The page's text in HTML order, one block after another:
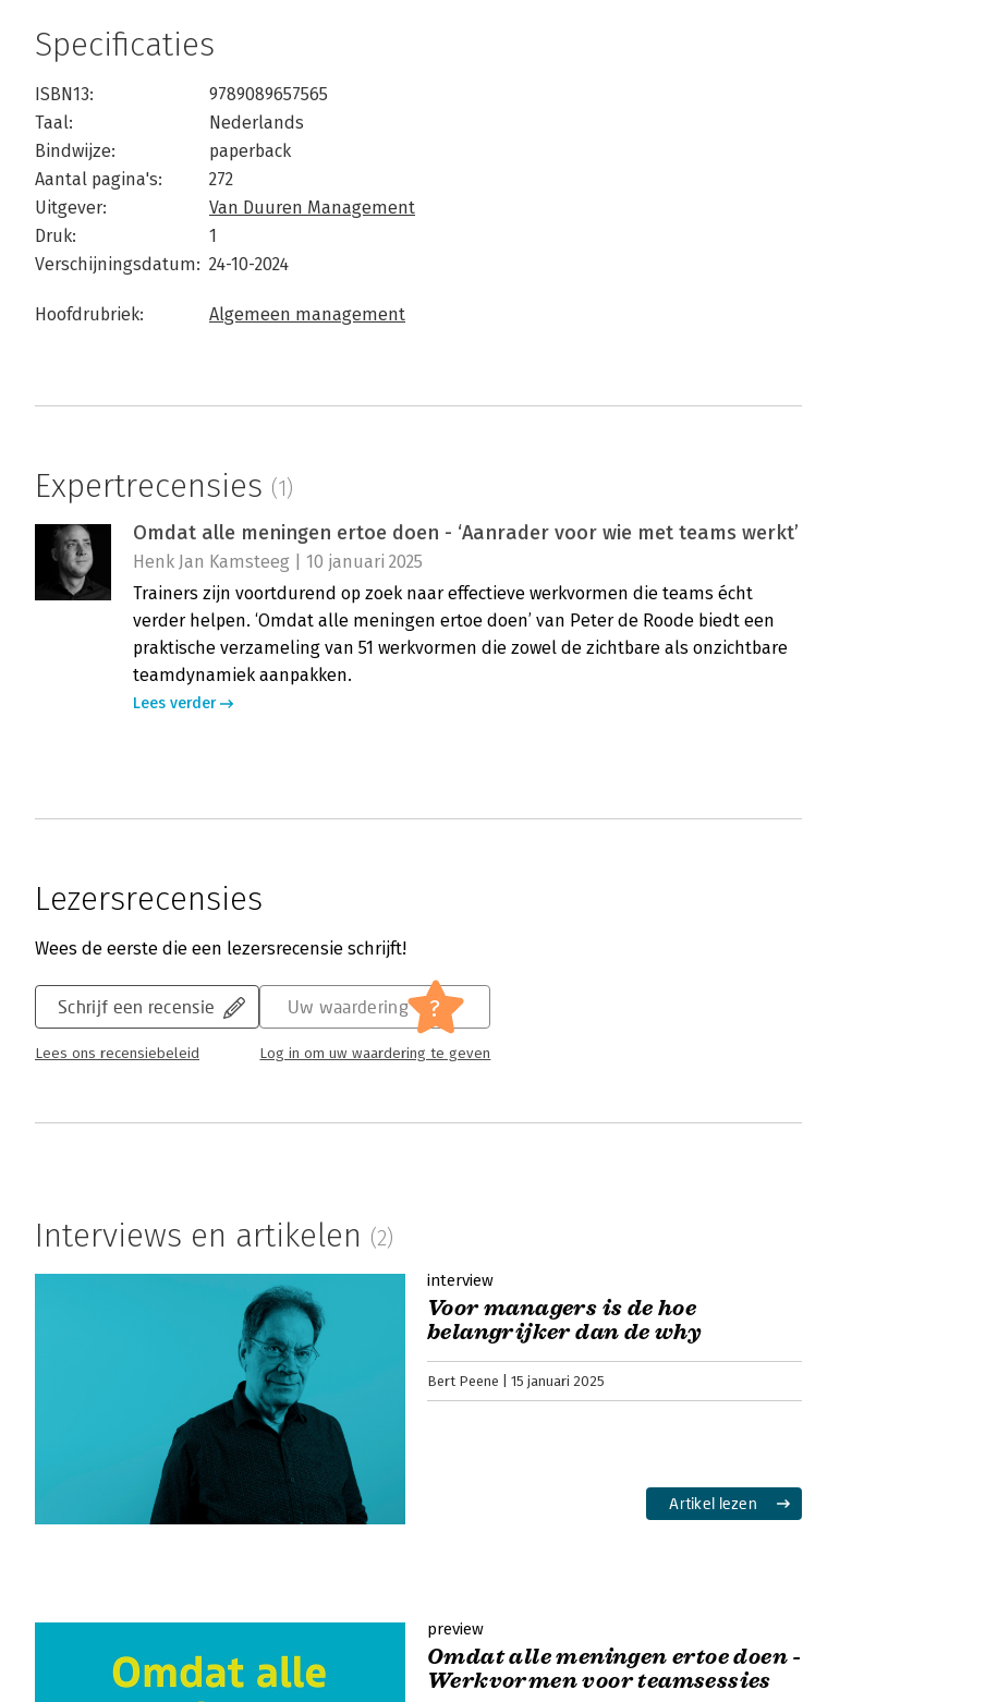
Specificaties
ISBN13:
9789089657565
Taal:
Nederlands
Bindwijze:
paperback
Aantal pagina's:
272
Uitgever:
Van Duuren Management
Druk:
1
Verschijningsdatum: 24-10-2024
Hoofdrubriek: Algemeen management
Expertrecensies (1)
Omdat alle meningen ertoe doen - ‘Aanrader voor wie met teams werkt’
Henk Jan Kamsteeg | 10 januari 2025
Trainers zijn voortdurend op zoek naar effectieve werkvormen die teams écht
verder helpen. ‘Omdat alle meningen ertoe doen’ van Peter de Roode biedt een
praktische verzameling van 51 werkvormen die zowel de zichtbare als onzichtbare
teamdynamiek aanpakken.
Lees verder
Lezersrecensies
Wees de eerste die een lezersrecensie schrijft!
Schrijf een recensie
Lees ons recensiebeleid
Uw waardering ?
Log in om uw waardering te geven
Interviews en artikelen (2)
interview
Voor managers is de hoe
belangrijker dan de why
Bert Peene 15 januari 2025
Artikel lezen
preview
Omdat alle meningen ertoe doen -
Werkvormen voor teamsessies